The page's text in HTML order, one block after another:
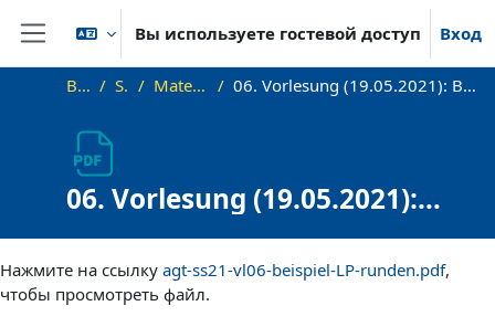
Перейти к основному содержанию
Боковая панель
Вы используете гостевой доступ Вход
В начало SS21_AGT Materialien zur Vorlesung 06. Vorlesung (19.05.2021): Bonustrack – Beispiel für LP-Runden (kostenminimales perfektes Matching)
06. Vorlesung (19.05.2021):
Bonustrack – Beispiel für LP-
Runden (kostenminimales
perfektes Matching)
Нажмите на ссылку agt-ss21-vl06-beispiel-LP-runden.pdf,
чтобы просмотреть файл.